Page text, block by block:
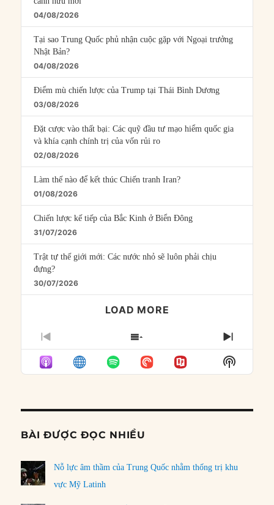
04/08/2026
Tại sao Trung Quốc phủ nhận cuộc gặp với Ngoại trưởng
Nhật Bản?
04/08/2026
Điểm mù chiến lược của Trump tại Thái Bình Dương
03/08/2026
Đặt cược vào thất bại: Các quỹ đầu tư mạo hiểm quốc gia
và khía cạnh chính trị của vốn rủi ro
02/08/2026
Làm thế nào để kết thúc Chiến tranh Iran?
01/08/2026
Chiến lược kế tiếp của Bắc Kinh ở Biển Đông
31/07/2026
Trật tự thế giới mới: Các nước nhỏ sẽ luôn phải chịu
đựng?
30/07/2026
LOAD MORE
PREVIOUS
EPISODE
SHOW
EPISODES
LIST
NEXT
Show
Podcast
BÀI ĐƯỢC ĐỌC NHIỀU
Nỗ lực âm thầm của Trung Quốc nhằm thống trị khu
vực Mỹ Latinh